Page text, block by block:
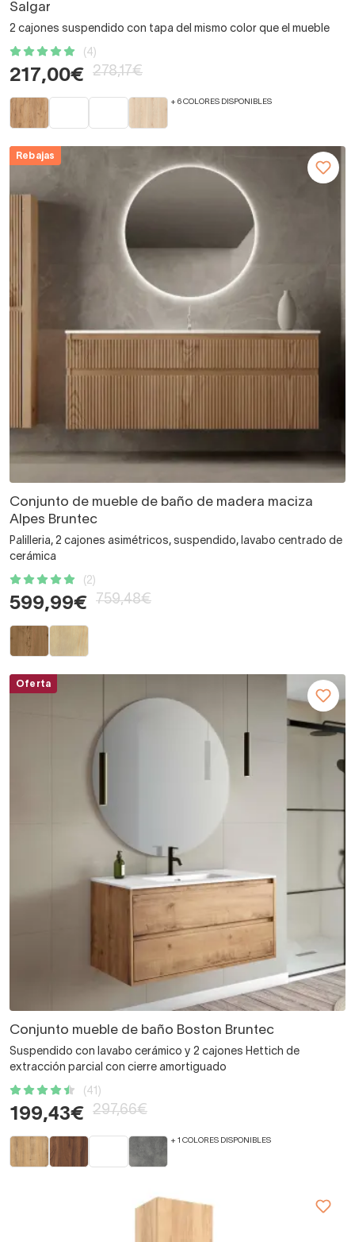
Salgar
2 cajones suspendido con tapa del mismo color que el mueble
(4)
217,00€ 278,17€
+ 6 COLORES DISPONIBLES
Rebajas
Conjunto de mueble de baño de madera maciza
Alpes Bruntec
Palilleria, 2 cajones asimétricos, suspendido, lavabo centrado de
cerámica
(2)
599,99€ 759,48€
Oferta
Conjunto mueble de baño Boston Bruntec
Suspendido con lavabo cerámico y 2 cajones Hettich de
extracción parcial con cierre amortiguado
(41)
199,43€ 297,66€
+ 1 COLORES DISPONIBLES